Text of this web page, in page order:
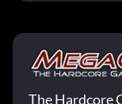
The Hardcore